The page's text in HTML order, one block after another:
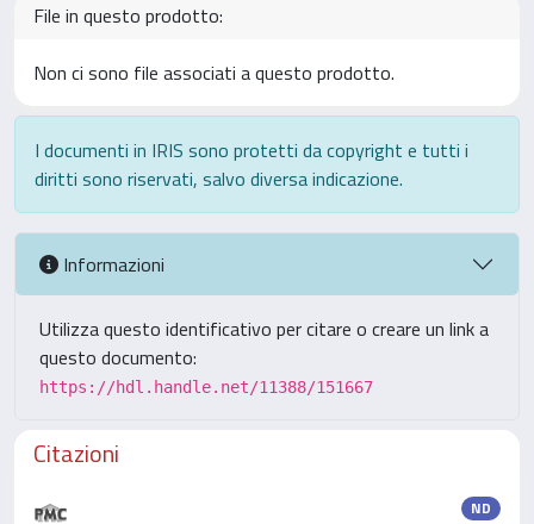
File in questo prodotto:
Non ci sono file associati a questo prodotto.
I documenti in IRIS sono protetti da copyright e tutti i
diritti sono riservati, salvo diversa indicazione.
Informazioni
Utilizza questo identificativo per citare o creare un link a
questo documento:
https://hdl.handle.net/11388/151667
Citazioni
ND